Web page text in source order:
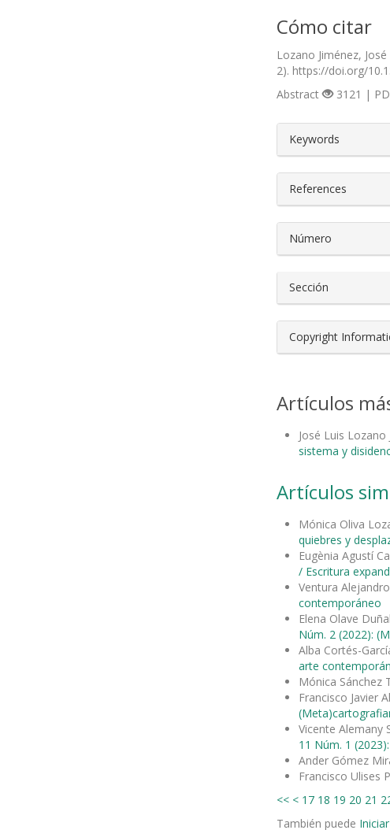
Cómo citar
Lozano Jiménez,
2). https://doi.org/
Abstract 3121 |
Keywords
References
Número
Sección
Copyright
Artículos
José Luis Lozano
sistema y
Artículos
Mónica Oliva
quiebres y
Eugènia Agustí
/ Escritura
Ventura
contemporáneo
Elena Olave
Núm. 2 (2022):
Alba Cortés-
arte
Mónica Sánchez
Francisco Javier
Vicente Alemany
11 Núm. 1
Ander Gómez
Francisco Ulises
<< < 17 18 19 20 21
También puede